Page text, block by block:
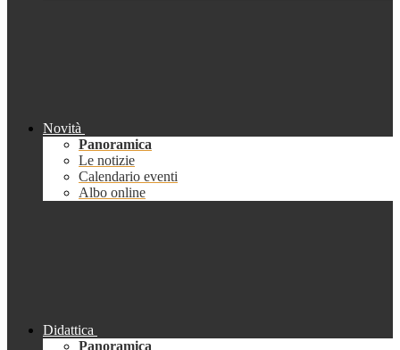
Novità
Panoramica
Le notizie
Calendario eventi
Albo online
Didattica
Panoramica